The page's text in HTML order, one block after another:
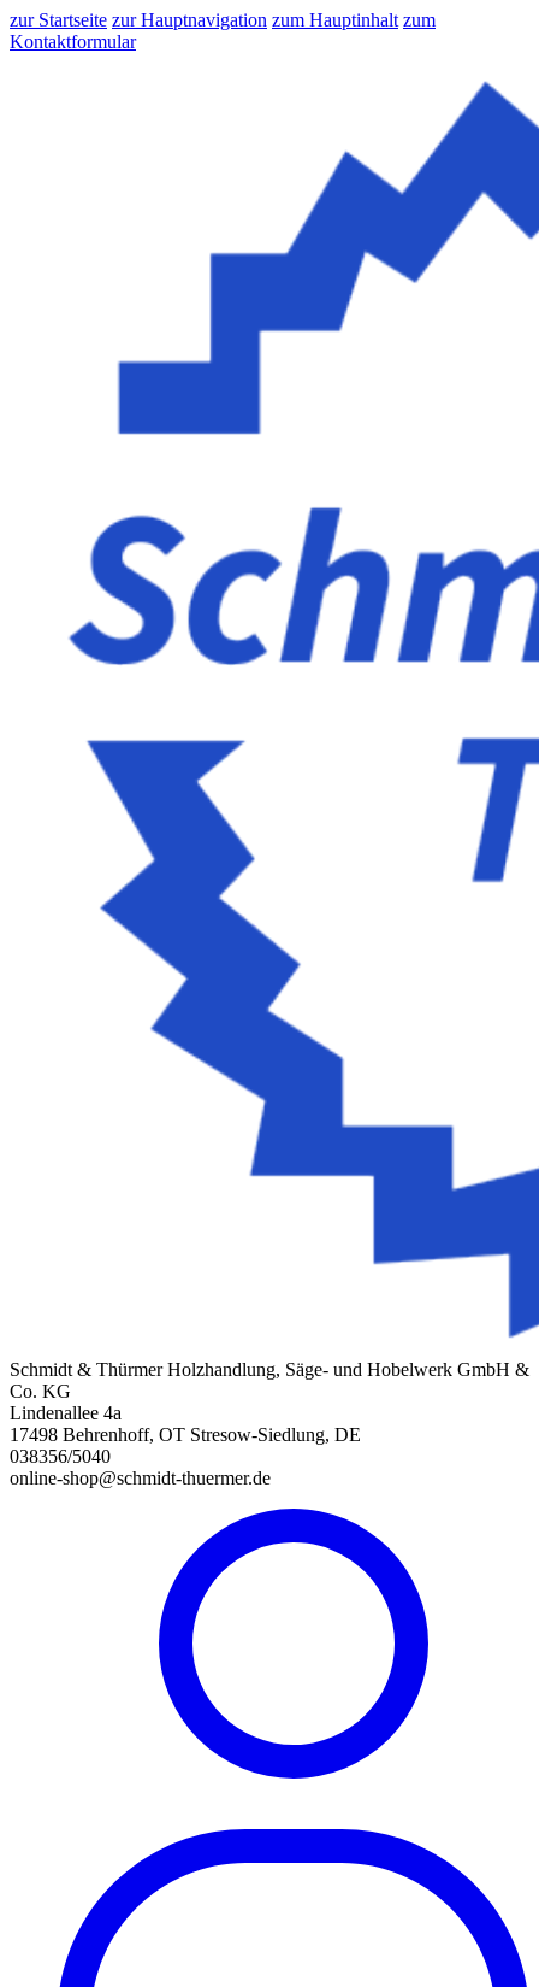
zur Startseite zur Hauptnavigation zum Hauptinhalt zum
Kontaktformular
Schmidt & Thürmer Holzhandlung, Säge- und Hobelwerk GmbH &
Co. KG
Lindenallee 4a
17498 Behrenhoff, OT Stresow-Siedlung, DE
038356/5040
online-shop@schmidt-thuermer.de